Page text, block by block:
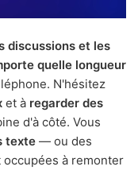
discussions et les
quelle longueur
N'hésitez
et à regarder des
d'à côté. Vous
texte — ou des
occupées à remonter